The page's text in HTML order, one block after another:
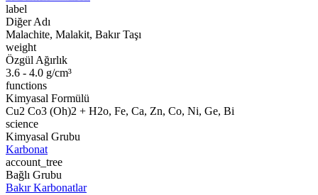
label
Diğer Adı
Malachite, Malakit, Bakır Taşı
weight
Özgül Ağırlık
3.6 - 4.0 g/cm³
functions
Kimyasal Formülü
Cu2 Co3 (Oh)2 + H2o, Fe, Ca, Zn, Co, Ni, Ge, Bi
science
Kimyasal Grubu
Karbonat
account_tree
Bağlı Grubu
Bakır Karbonatlar